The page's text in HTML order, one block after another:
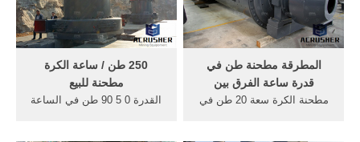
سعة 5. learn more; طحن
السوق الكرة السعودية جزيره
العرب. احصل على السعر
250 طن / ساعة الكرة
مطحنة للبيع
القدرة 0 5 90 طن في الساعة
المطرقة مطحنة طن في
قدرة ساعة الفرق بين
مطحنة الكرة سعة 20 طن في